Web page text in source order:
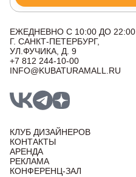
ЕЖЕДНЕВНО С 10:00 ДО 22:00
Г. САНКТ-ПЕТЕРБУРГ,
УЛ.ФУЧИКА, Д. 9
+7 812 244-10-00
INFO@KUBATURAMALL.RU
КЛУБ ДИЗАЙНЕРОВ
КОНТАКТЫ
АРЕНДА
РЕКЛАМА
КОНФЕРЕНЦ-ЗАЛ